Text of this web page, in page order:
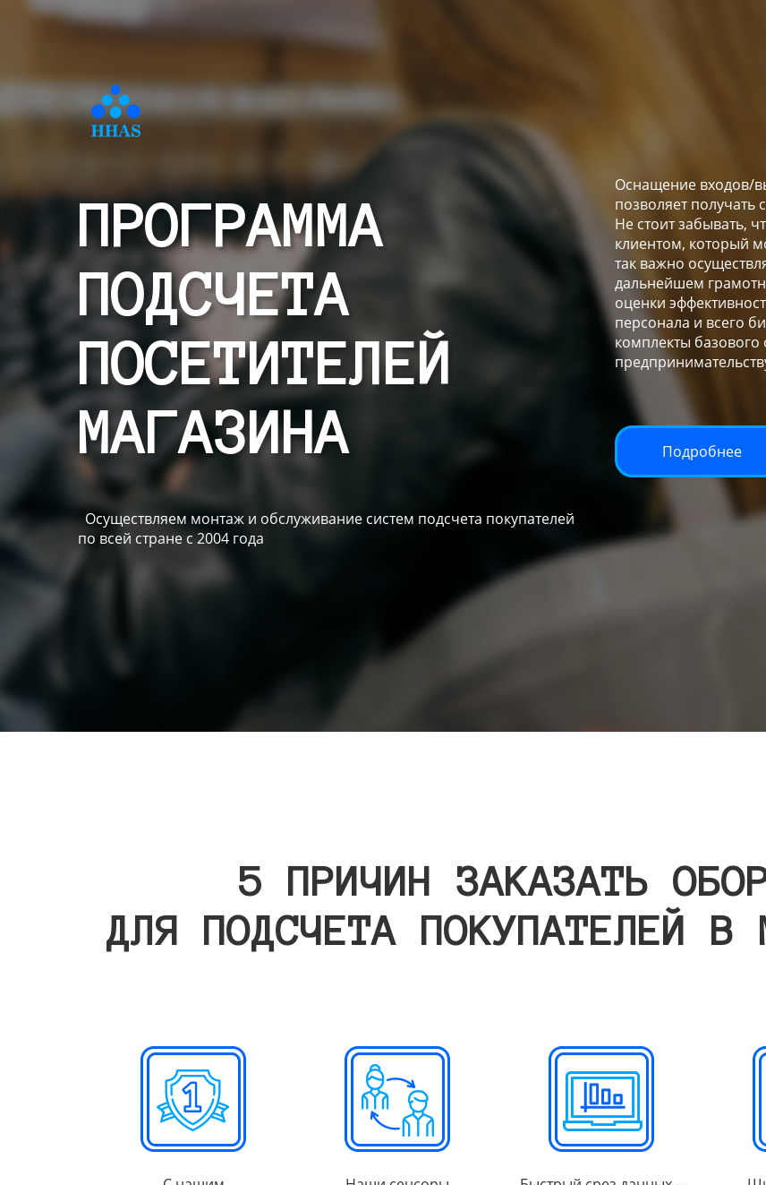
ПРОГРАММА
ПОДСЧЕТА
ПОСЕТИТЕЛЕЙ
МАГАЗИНА
Осуществляем монтаж и обслуживание систем подсчета покупателей
по всей стране с 2004 года
Оснащение входов/
позволяет получать
Не стоит забывать,
клиентом, который
так важно
дальнейшем
оценки
персонала и всего
комплекты
Подробнее
5 ПРИЧИН ЗАКАЗАТЬ
ДЛЯ ПОДСЧЕТА ПОКУПАТЕЛЕЙ В